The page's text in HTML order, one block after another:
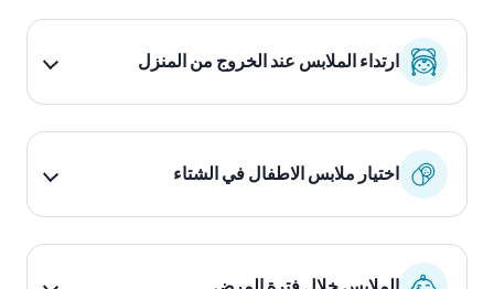
ارتداء الملابس عند الخروج من المنزل
اختيار ملابس الاطفال في الشتاء